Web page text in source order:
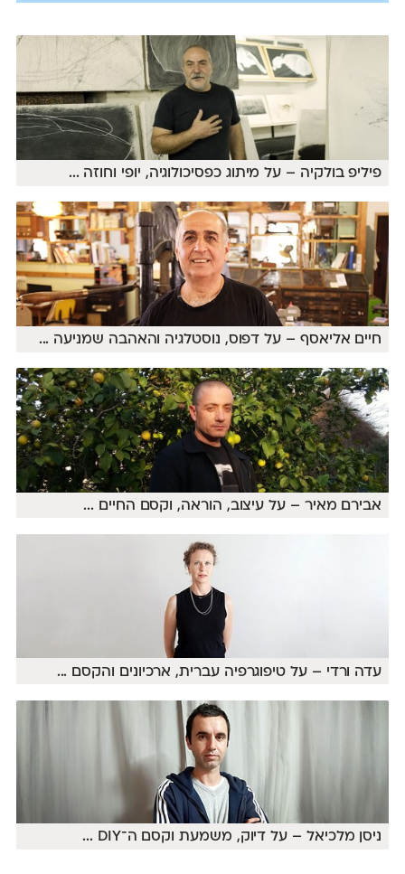
פיליפ בולקיה – על מיתוג כפסיכולוגיה, יופי וחוזה ...
חיים אליאסף – על דפוס, נוסטלגיה והאהבה שמניעה ...
אבירם מאיר – על עיצוב, הוראה, וקסם החיים ...
עדה ורדי – על טיפוגרפיה עברית, ארכיונים והקסם ...
ניסן מלכיאל – על דיוק, משמעת וקסם ה־DIY ...